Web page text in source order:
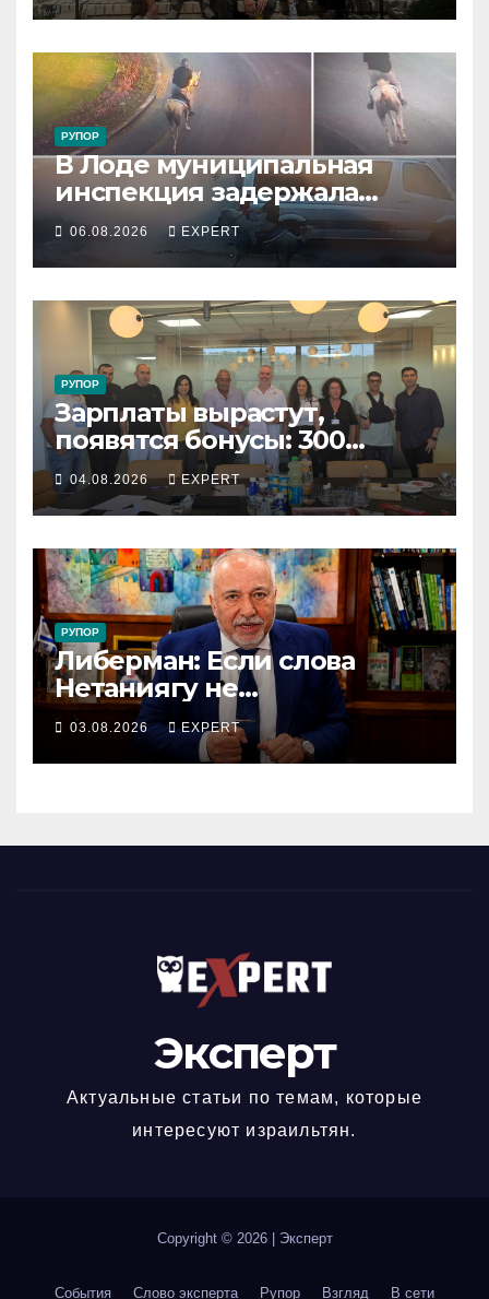
РУПОР
В Лоде муниципальная
инспекция задержала
подростка, устроившего
опасную скачку на лошади
по улицам города
06.08.2026 EXPERT
РУПОР
Зарплаты вырастут,
появятся бонусы: 300
сотрудников «Штраус»
получили новый
коллективный договор
04.08.2026 EXPERT
РУПОР
Либерман: Если слова
Нетаниягу не
предвыборный трюк, пусть
докажет это делом
03.08.2026 EXPERT
Эксперт
Актуальные статьи по темам, которые
интересуют израильтян.
Copyright © 2026 Эксперт
События Слово эксперта Рупор Взгляд В сети